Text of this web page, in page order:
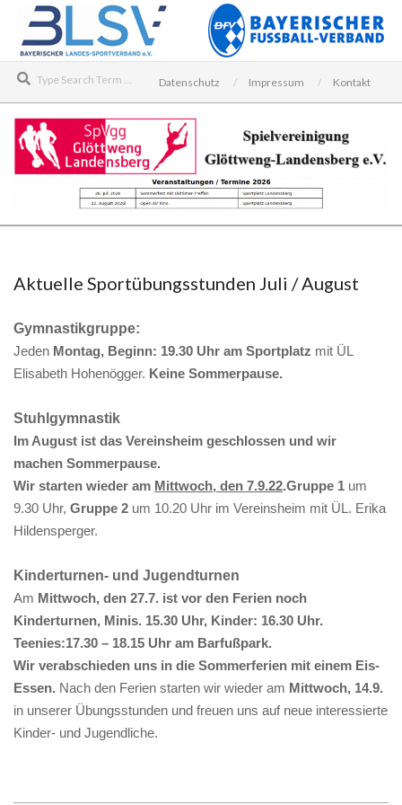
content
Datenschutz
Impressum Kontakt
SPIELVEREINIGUNG
LANDENSBERG
E.V.
Menu
Aktuelle Sportübungsstunden Juli / August
Gymnastikgruppe:
Jeden Montag, Beginn: 19.30 Uhr am Sportplatz mit ÜL
Elisabeth Hohenögger. Keine Sommerpause.
Stuhlgymnastik
Im August ist das Vereinsheim geschlossen und wir
machen Sommerpause.
Wir starten wieder am Mittwoch, den 7.9.22.Gruppe 1 um
9.30 Uhr, Gruppe 2 um 10.20 Uhr im Vereinsheim mit ÜL. Erika
Hildensperger.
Kinderturnen- und Jugendturnen
Am Mittwoch, den 27.7. ist vor den Ferien noch
Kinderturnen, Minis. 15.30 Uhr, Kinder: 16.30 Uhr.
Teenies:17.30 – 18.15 Uhr am Barfußpark.
Wir verabschieden uns in die Sommerferien mit einem Eis-
Essen. Nach den Ferien starten wir wieder am Mittwoch, 14.9.
in unserer Übungsstunden und freuen uns auf neue interessierte
Kinder- und Jugendliche.